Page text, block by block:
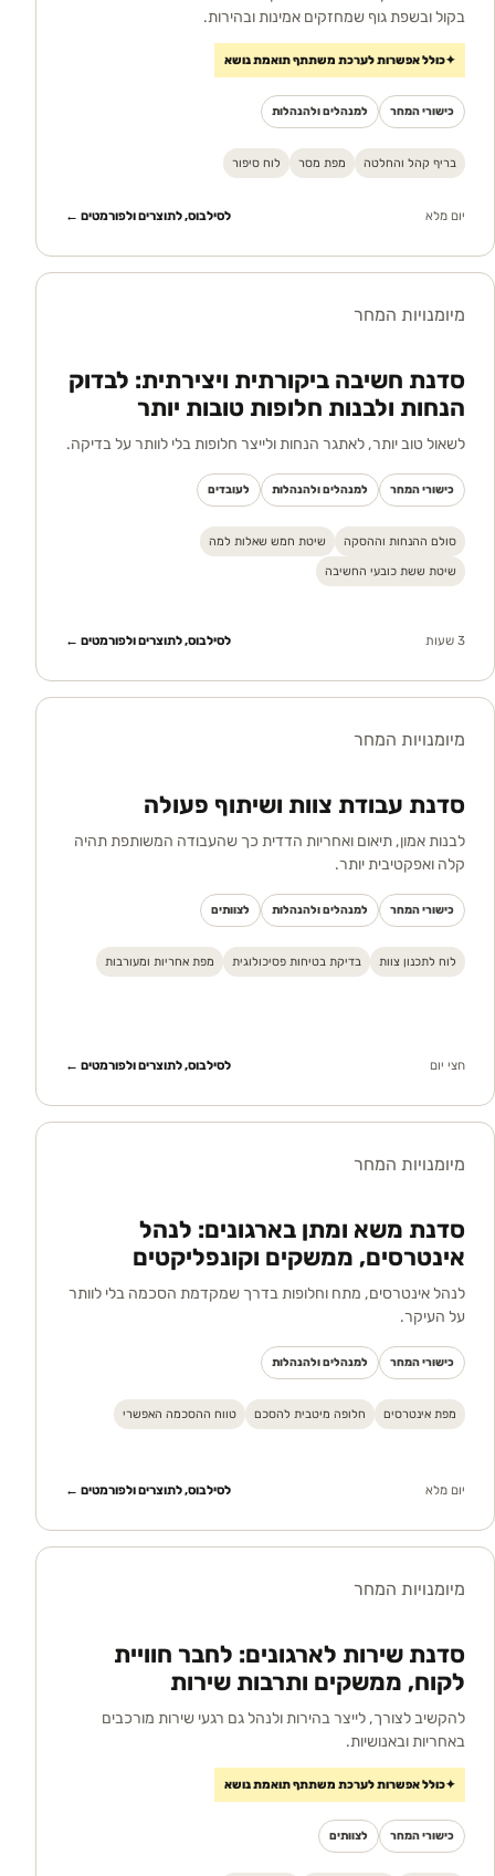
בקול ובשפת גוף שמחזקים אמינות ובהירות.
✦כולל אפשרות לערכת משתתף תואמת נושא
כישורי המחר למנהלים ולהנהלות
בריף קהל והחלטה מפת מסר לוח סיפור
יום מלא לסילבוס, לתוצרים ולפורמטים ←
מיומנויות המחר
סדנת חשיבה ביקורתית ויצירתית: לבדוק
הנחות ולבנות חלופות טובות יותר
לשאול טוב יותר, לאתגר הנחות ולייצר חלופות בלי לוותר על בדיקה.
כישורי המחר למנהלים ולהנהלות לעובדים
סולם ההנחות וההסקה שיטת חמש שאלות למה
שיטת ששת כובעי החשיבה
3 שעות לסילבוס, לתוצרים ולפורמטים ←
מיומנויות המחר
סדנת עבודת צוות ושיתוף פעולה
לבנות אמון, תיאום ואחריות הדדית כך שהעבודה המשותפת תהיה
קלה ואפקטיבית יותר.
כישורי המחר למנהלים ולהנהלות לצוותים
לוח לתכנון צוות בדיקת בטיחות פסיכולוגית מפת אחריות ומעורבות
חצי יום לסילבוס, לתוצרים ולפורמטים ←
מיומנויות המחר
סדנת משא ומתן בארגונים: לנהל
אינטרסים, ממשקים וקונפליקטים
לנהל אינטרסים, מתח וחלופות בדרך שמקדמת הסכמה בלי לוותר
על העיקר.
כישורי המחר למנהלים ולהנהלות
מפת אינטרסים חלופה מיטבית להסכם טווח ההסכמה האפשרי
יום מלא לסילבוס, לתוצרים ולפורמטים ←
מיומנויות המחר
סדנת שירות לארגונים: לחבר חוויית
לקוח, ממשקים ותרבות שירות
להקשיב לצורך, לייצר בהירות ולנהל גם רגעי שירות מורכבים
באחריות ובאנושיות.
✦כולל אפשרות לערכת משתתף תואמת נושא
כישורי המחר לצוותים